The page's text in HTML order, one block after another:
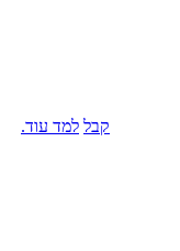
קבל למד עוד.